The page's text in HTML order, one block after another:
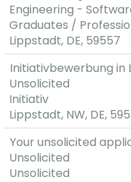
Engineering -
Graduates /
Lippstadt, DE, 59557
Initiativbewerbung in
Unsolicited
Initiativ
Lippstadt, NW, DE,
Your unsolicited
Unsolicited
Unsolicited